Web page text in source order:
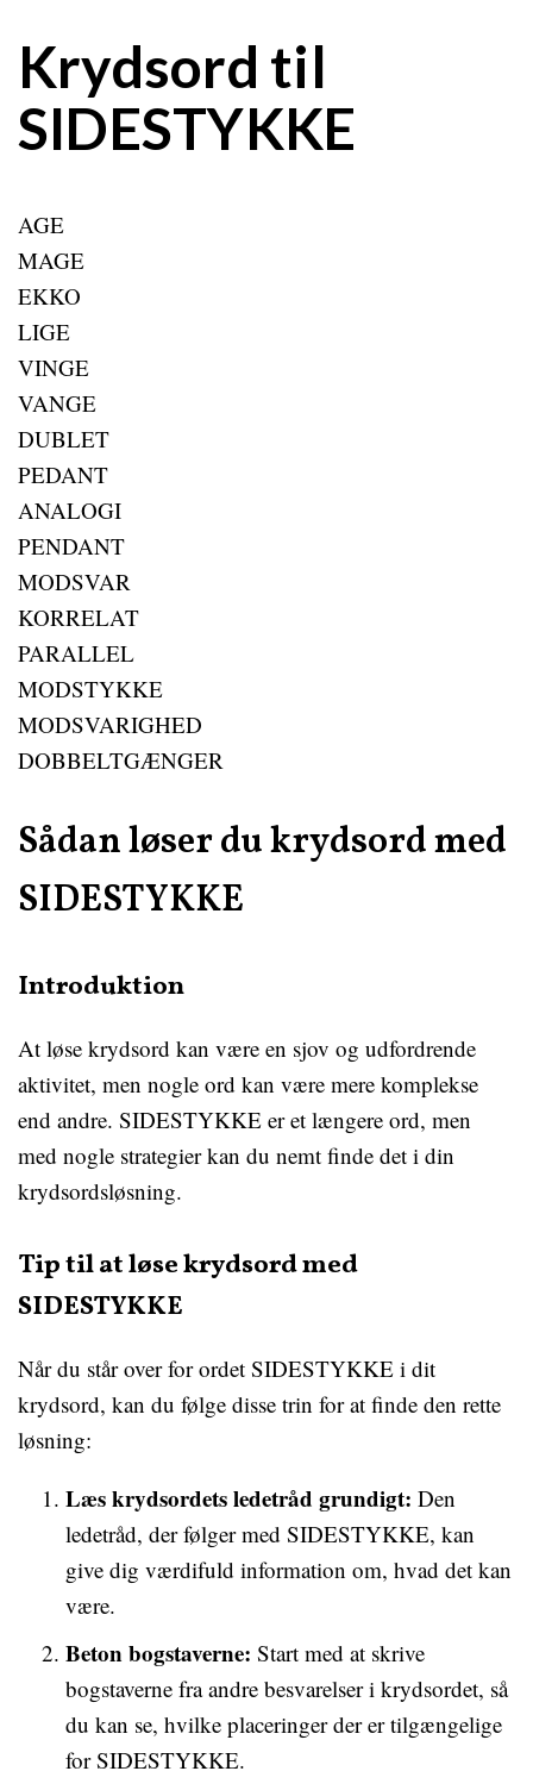
Krydsord til
SIDESTYKKE
AGE
MAGE
EKKO
LIGE
VINGE
VANGE
DUBLET
PEDANT
ANALOGI
PENDANT
MODSVAR
KORRELAT
PARALLEL
MODSTYKKE
MODSVARIGHED
DOBBELTGÆNGER
Sådan løser du krydsord med
SIDESTYKKE
Introduktion
At løse krydsord kan være en sjov og udfordrende
aktivitet, men nogle ord kan være mere komplekse
end andre. SIDESTYKKE er et længere ord, men
med nogle strategier kan du nemt finde det i din
krydsordsløsning.
Tip til at løse krydsord med
SIDESTYKKE
Når du står over for ordet SIDESTYKKE i dit
krydsord, kan du følge disse trin for at finde den rette
løsning:
Læs krydsordets ledetråd grundigt: Den
ledetråd, der følger med SIDESTYKKE, kan
give dig værdifuld information om, hvad det kan
være.
Beton bogstaverne: Start med at skrive
bogstaverne fra andre besvarelser i krydsordet, så
du kan se, hvilke placeringer der er tilgængelige
for SIDESTYKKE.